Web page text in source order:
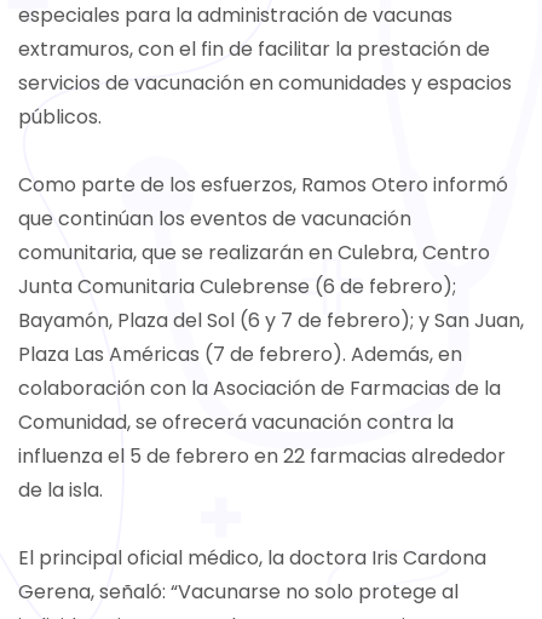
especiales para la administración de vacunas
extramuros, con el fin de facilitar la prestación de
servicios de vacunación en comunidades y espacios
públicos.
Como parte de los esfuerzos, Ramos Otero informó
que continúan los eventos de vacunación
comunitaria, que se realizarán en Culebra, Centro
Junta Comunitaria Culebrense (6 de febrero);
Bayamón, Plaza del Sol (6 y 7 de febrero); y San Juan,
Plaza Las Américas (7 de febrero). Además, en
colaboración con la Asociación de Farmacias de la
Comunidad, se ofrecerá vacunación contra la
influenza el 5 de febrero en 22 farmacias alrededor
de la isla.
El principal oficial médico, la doctora Iris Cardona
Gerena, señaló: “Vacunarse no solo protege al